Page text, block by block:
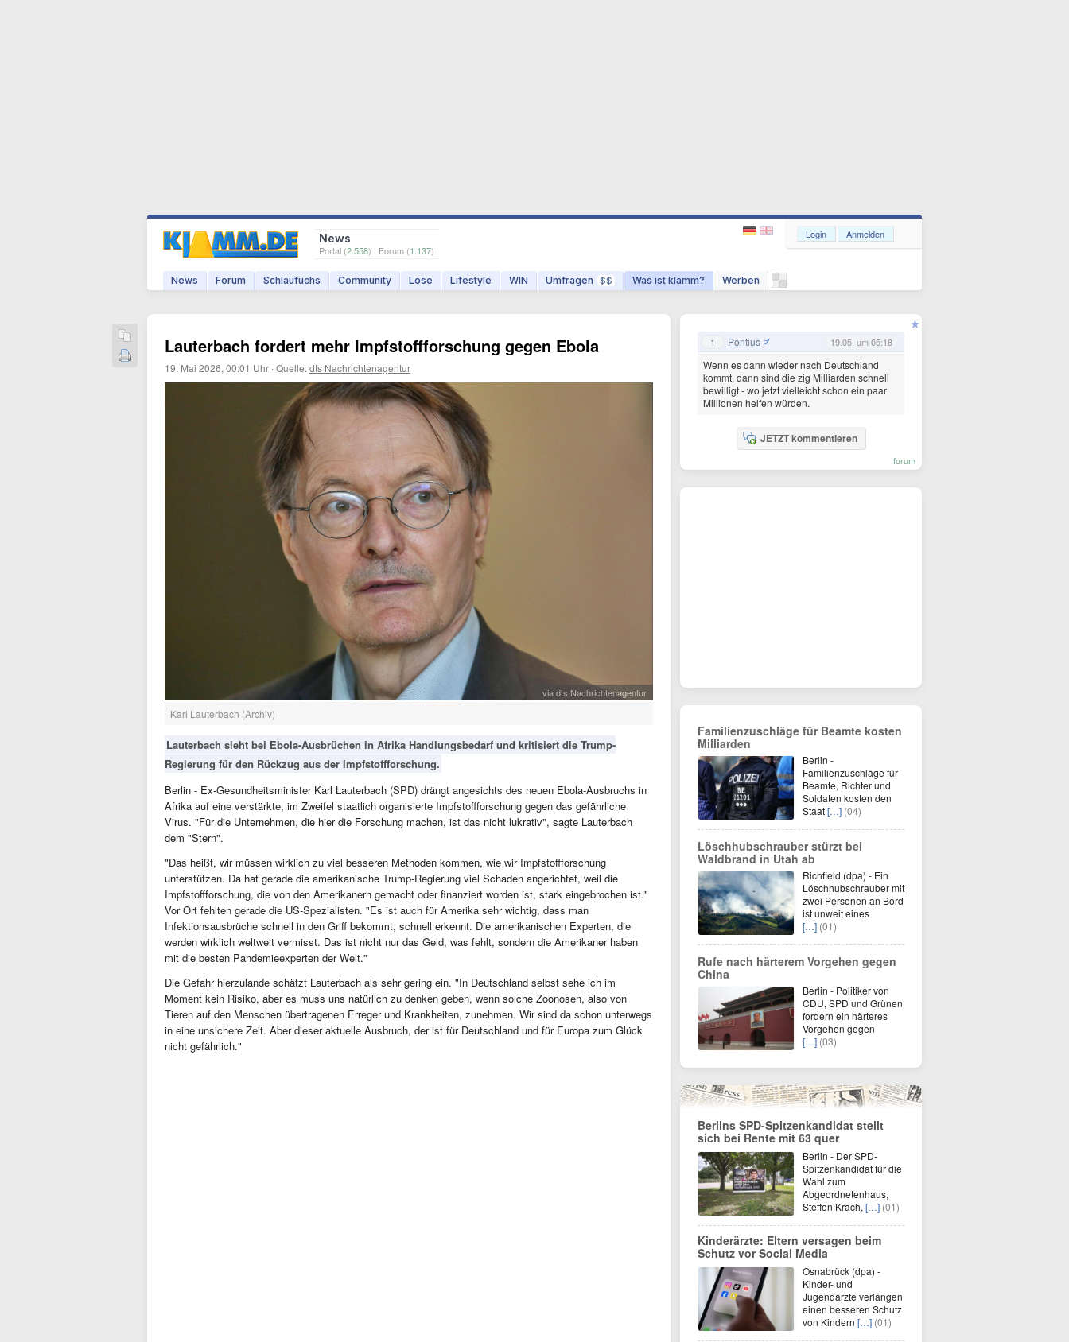
News
Portal (2.558) · Forum (1.137)
News Forum Schlaufuchs Community Lose Lifestyle WIN Umfragen $$ Was ist klamm? Werben
Login Anmelden
Lauterbach fordert mehr Impfstoffforschung gegen Ebola
19. Mai 2026, 00:01 Uhr ·Quelle:dts Nachrichtenagentur
via dts Nachrichtenagentur
Karl Lauterbach (Archiv)
Lauterbach sieht bei Ebola-Ausbrüchen in Afrika Handlungsbedarf und kritisiert die Trump-
Regierung für den Rückzug aus der Impfstoffforschung.
Berlin - Ex-Gesundheitsminister Karl Lauterbach (SPD) drängt angesichts des neuen Ebola-Ausbruchs in
Afrika auf eine verstärkte, im Zweifel staatlich organisierte Impfstoffforschung gegen das gefährliche
Virus. "Für die Unternehmen, die hier die Forschung machen, ist das nicht lukrativ", sagte Lauterbach
dem "Stern".
"Das heißt, wir müssen wirklich zu viel besseren Methoden kommen, wie wir Impfstoffforschung
unterstützen. Da hat gerade die amerikanische Trump-Regierung viel Schaden angerichtet, weil die
Impfstoffforschung, die von den Amerikanern gemacht oder finanziert worden ist, stark eingebrochen ist."
Vor Ort fehlten gerade die US-Spezialisten. "Es ist auch für Amerika sehr wichtig, dass man
Infektionsausbrüche schnell in den Griff bekommt, schnell erkennt. Die amerikanischen Experten, die
werden wirklich weltweit vermisst. Das ist nicht nur das Geld, was fehlt, sondern die Amerikaner haben
mit die besten Pandemieexperten der Welt."
Die Gefahr hierzulande schätzt Lauterbach als sehr gering ein. "In Deutschland selbst sehe ich im
Moment kein Risiko, aber es muss uns natürlich zu denken geben, wenn solche Zoonosen, also von
Tieren auf den Menschen übertragenen Erreger und Krankheiten, zunehmen. Wir sind da schon unterwegs
in eine unsichere Zeit. Aber dieser aktuelle Ausbruch, der ist für Deutschland und für Europa zum Glück
nicht gefährlich."
1 Pontius 19.05. um 05:18
Wenn es dann wieder nach Deutschland
kommt, dann sind die zig Milliarden schnell
bewilligt - wo jetzt vielleicht schon ein paar
Millionen helfen würden.
JETZT kommentieren
forum
Familienzuschläge für Beamte kosten
Milliarden
Berlin -
Familienzuschläge für
Beamte, Richter und
Soldaten kosten den
Staat[…] (04)
Löschhubschrauber stürzt bei
Waldbrand in Utah ab
Richfield (dpa) - Ein
Löschhubschrauber mit
zwei Personen an Bord
ist unweit eines
[…] (01)
Rufe nach härterem Vorgehen gegen
China
Berlin - Politiker von
CDU, SPD und Grünen
fordern ein härteres
Vorgehen gegen
[…] (03)
Berlins SPD-Spitzenkandidat stellt
sich bei Rente mit 63 quer
Berlin - Der SPD-
Spitzenkandidat für die
Wahl zum
Abgeordnetenhaus,
Steffen Krach, […] (01)
Kinderärzte: Eltern versagen beim
Schutz vor Social Media
Osnabrück (dpa) -
Kinder- und
Jugendärzte verlangen
einen besseren Schutz
von Kindern […] (01)